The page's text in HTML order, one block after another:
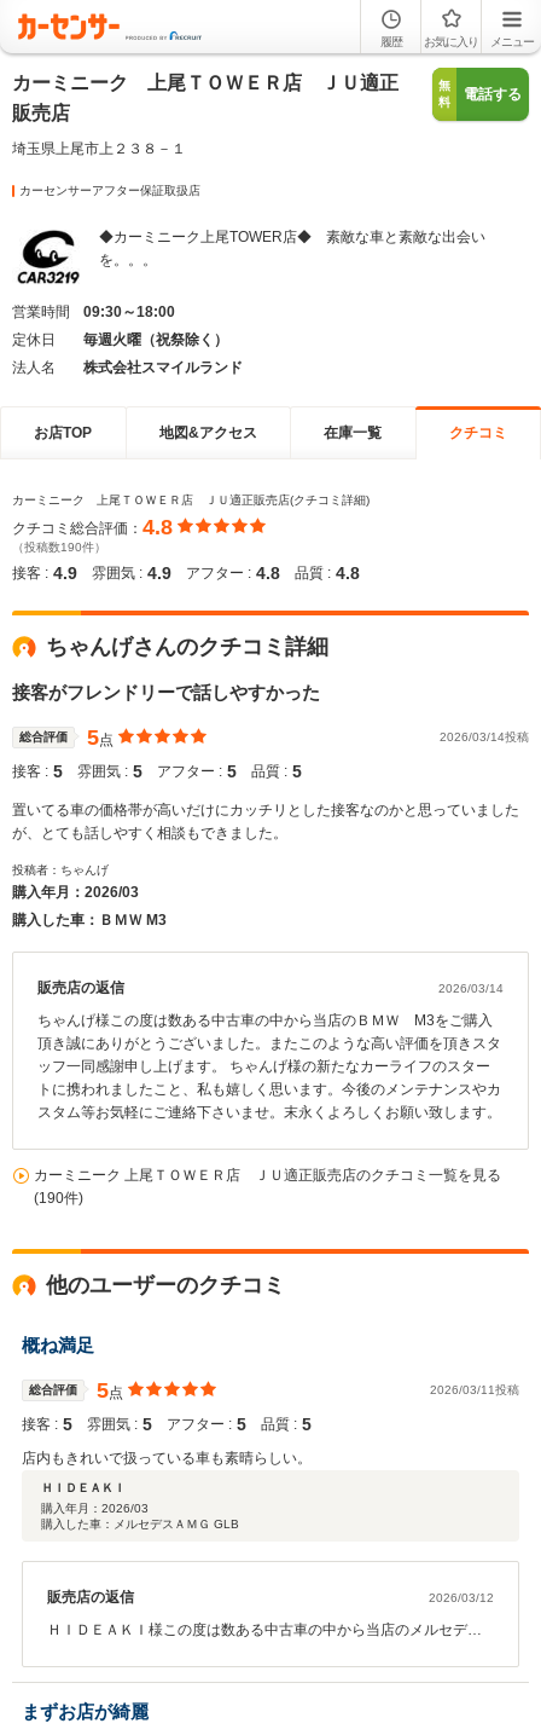
履歴 お気に入り メニュー
カーミニーク 上尾ＴＯＷＥＲ店 ＪＵ適正
販売店
埼玉県上尾市上２３８－１
無
料
電話する
カーセンサーアフター保証取扱店
◆カーミニーク上尾TOWER店◆ 素敵な車と素敵な出会い
を。。。
営業時間
09:30～18:00
定休日
毎週火曜（祝祭除く）
法人名
株式会社スマイルランド
お店TOP 地図&アクセス 在庫一覧 クチコミ
カーミニーク 上尾ＴＯＷＥＲ店 ＪＵ適正販売店(クチコミ詳細)
クチコミ総合評価： 4.8
（投稿数190件）
接客 : 4.9 雰囲気 : 4.9 アフター : 4.8 品質 : 4.8
ちゃんげさんのクチコミ詳細
接客がフレンドリーで話しやすかった
総合評価 5点 2026/03/14投稿
接客 : 5 雰囲気 : 5 アフター : 5 品質 : 5
置いてる車の価格帯が高いだけにカッチリとした接客なのかと思っていました
が、とても話しやすく相談もできました。
投稿者：ちゃんげ
購入年月： 2026/03
購入した車：ＢＭＷ M3
販売店の返信 2026/03/14
ちゃんげ様この度は数ある中古車の中から当店のＢＭＷ M3をご購入
頂き誠にありがとうございました。またこのような高い評価を頂きスタ
ッフ一同感謝申し上げます。 ちゃんげ様の新たなカーライフのスター
トに携われましたこと、私も嬉しく思います。今後のメンテナンスやカ
スタム等お気軽にご連絡下さいませ。末永くよろしくお願い致します。
カーミニーク 上尾ＴＯＷＥＲ店 ＪＵ適正販売店のクチコミ一覧を見る
(190件)
他のユーザーのクチコミ
概ね満足
総合評価 5点 2026/03/11投稿
接客 : 5 雰囲気 : 5 アフター : 5 品質 : 5
店内もきれいで扱っている車も素晴らしい。
ＨＩＤＥＡＫＩ
購入年月： 2026/03
購入した車：メルセデスＡＭＧ GLB
販売店の返信 2026/03/12
ＨＩＤＥＡＫＩ様この度は数ある中古車の中から当店のメルセデス
ＫＩの新たなカーライフのスタートに携われましたこと、私も嬉し
く思います。今後のメンテナンスやカスタム等お気軽にご連絡下さ
まずお店が綺麗